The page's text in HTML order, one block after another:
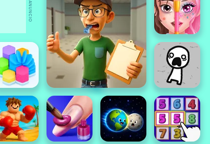
ANUNCIO